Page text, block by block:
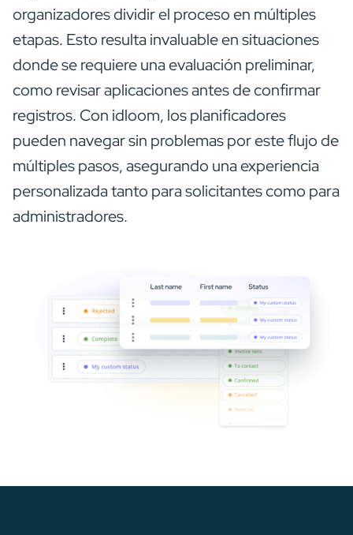
organizadores dividir el proceso en múltiples
etapas. Esto resulta invaluable en situaciones
donde se requiere una evaluación preliminar,
como revisar aplicaciones antes de confirmar
registros. Con idloom, los planificadores
pueden navegar sin problemas por este flujo de
múltiples pasos, asegurando una experiencia
personalizada tanto para solicitantes como para
administradores.